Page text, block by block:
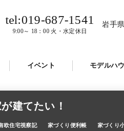
tel:019-687-1541
9:00～ 18：00 火・水定休日
岩手
イベント モデルハ
建てたい！
欧住宅視察記 家づくり便利帳 家づくり